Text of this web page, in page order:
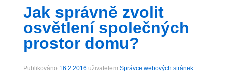
Jak správně zvolit
osvětlení společných
prostor domu?
Publikováno 16.2.2016 uživatelem Správce webových stránek